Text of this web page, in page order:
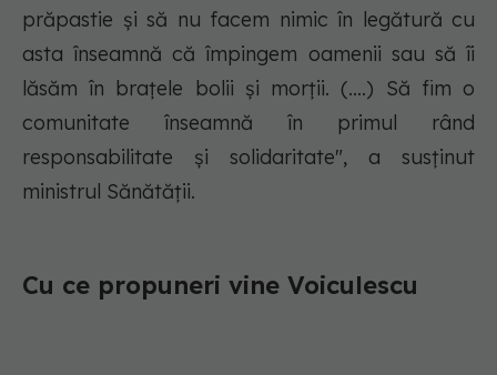
prăpastie şi să nu facem nimic în legătură cu
asta înseamnă că împingem oamenii sau să îi
lăsăm în braţele bolii şi morţii. (....) Să fim o
comunitate înseamnă în primul rând
responsabilitate şi solidaritate", a susţinut
ministrul Sănătăţii.
Cu ce propuneri vine Voiculescu